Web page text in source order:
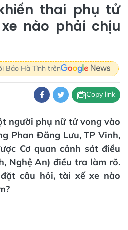
thai phụ tử
nào phải chịu
Báo Hà Tĩnh trên
Copy link
người phụ nữ tử vong vào
Phan Đăng Lưu, TP Vinh,
Cơ quan cảnh sát điều
Nghệ An) điều tra làm rõ.
câu hỏi, tài xế xe nào